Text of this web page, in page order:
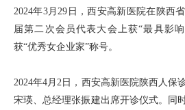
2024年3月29日，西安高新医院在陕西
届第二次会员代表大会上获“最具影
获“优秀女企业家”称号。
2024年4月2日，西安高新医院陕西人保
宋瑛、总经理张振建出席开诊仪式。同